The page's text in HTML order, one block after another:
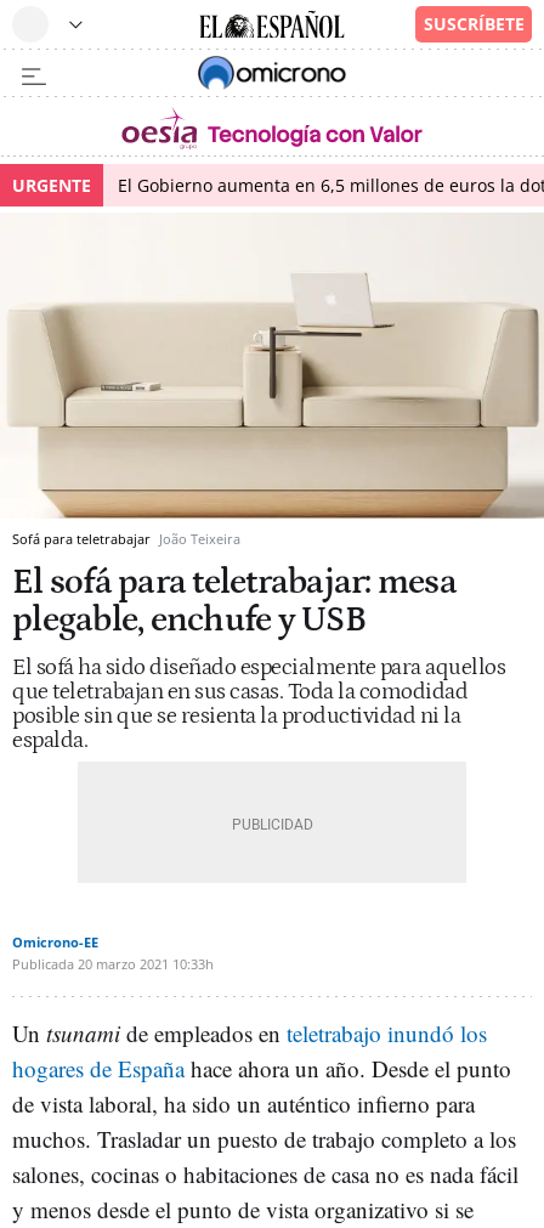
URGENTE El Gobierno aumenta en 6,5 millones de euros la
Sofá para teletrabajar João Teixeira
El sofá para teletrabajar: mesa
plegable, enchufe y USB
El sofá ha sido diseñado especialmente para aquellos
que teletrabajan en sus casas. Toda la comodidad
posible sin que se resienta la productividad ni la
espalda.
Omicrono-EE
Publicada 20 marzo 2021 10:33h
Un tsunami de empleados en teletrabajo inundó los
hogares de Españahace ahora un año. Desde el punto
de vista laboral, ha sido un auténtico infierno para
muchos. Trasladar un puesto de trabajo completo a los
salones, cocinas o habitaciones de casa no es nada fácil
y menos desde el punto de vista organizativo si se